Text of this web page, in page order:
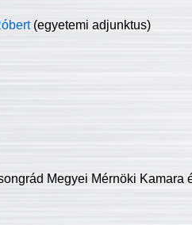
(egyetemi adjunktus)
Megyei Mérnöki